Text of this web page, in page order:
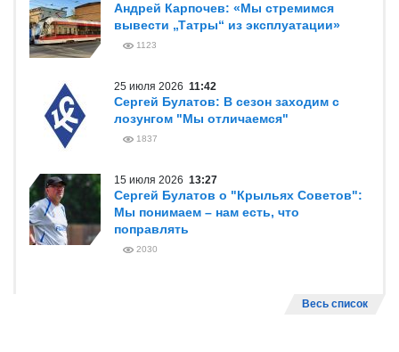
Андрей Карпочев: «Мы стремимся
вывести „Татры“ из эксплуатации»
1123
25 июля 2026 11:42
Сергей Булатов: В сезон заходим с
лозунгом "Мы отличаемся"
1837
15 июля 2026 13:27
Сергей Булатов о "Крыльях Советов":
Мы понимаем – нам есть, что
поправлять
2030
Весь список